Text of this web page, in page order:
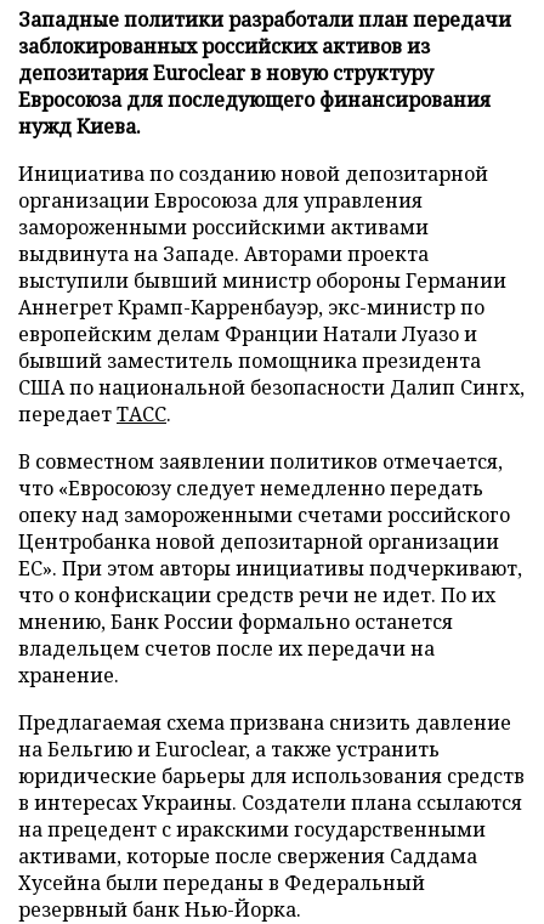
Западные политики разработали план передачи
заблокированных российских активов из
депозитария Euroclear в новую структуру
Евросоюза для последующего финансирования
нужд Киева.
Инициатива по созданию новой депозитарной
организации Евросоюза для управления
замороженными российскими активами
выдвинута на Западе. Авторами проекта
выступили бывший министр обороны Германии
Аннегрет Крамп-Карренбауэр, экс-министр по
европейским делам Франции Натали Луазо и
бывший заместитель помощника президента
США по национальной безопасности Далип Сингх,
передаетТАСС.
В совместном заявлении политиков отмечается,
что «Евросоюзу следует немедленно передать
опеку над замороженными счетами российского
Центробанка новой депозитарной организации
ЕС». При этом авторы инициативы подчеркивают,
что о конфискации средств речи не идет. По их
мнению, Банк России формально останется
владельцем счетов после их передачи на
хранение.
Предлагаемая схема призвана снизить давление
на Бельгию и Euroclear, а также устранить
юридические барьеры для использования средств
в интересах Украины. Создатели плана ссылаются
на прецедент с иракскими государственными
активами, которые после свержения Саддама
Хусейна были переданы в Федеральный
резервный банк Нью-Йорка.